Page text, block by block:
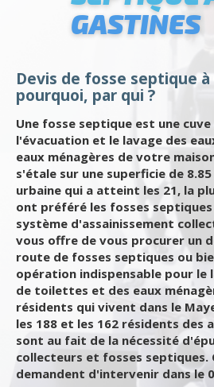
GASTINES
Devis de fosse septique à
pourquoi, par qui ?
Une fosse septique est une
l'évacuation et le lavage des
eaux ménagères de votre
s'étale sur une superficie de
urbaine qui a atteint les 21, la
ont préféré les fosses
système d'assainissement
vous offre de vous procurer un
route de fosses septiques ou
opération indispensable pour le
de toilettes et des eaux
résidents qui vivent dans le
les 188 et les 162 résidents des
sont au fait de la nécessité
collecteurs et fosses septiques.
demandent d'intervenir dans le